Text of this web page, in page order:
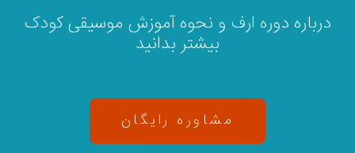
درباره دوره ارف و نحوه آموزش موسیقی کودک
بیشتر بدانید
مشاوره رایگان